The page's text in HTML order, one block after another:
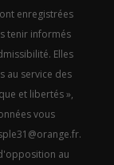
enregistrées
tenir informés
Elles
au service des
et libertés »,
vous
au